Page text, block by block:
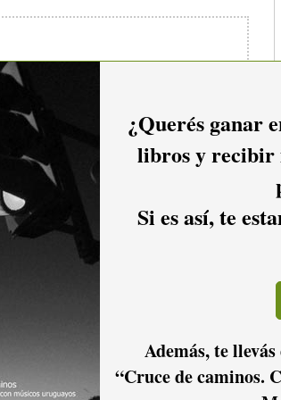
¿Querés ganar
libros y recibir
Si es así, te
Además, te
“Cruce de caminos.